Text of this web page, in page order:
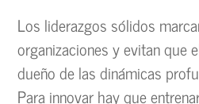
Los liderazgos sólidos
organizaciones y evitan que
dueño de las dinámicas
Para innovar hay que